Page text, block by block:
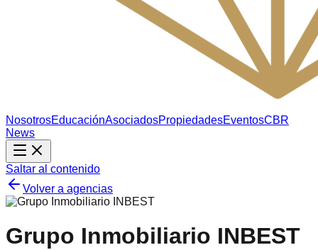
NosotrosEducaciónAsociadosPropiedadesEventosCBR
News
Saltar al contenido
Volver a agencias
Grupo Inmobiliario INBEST